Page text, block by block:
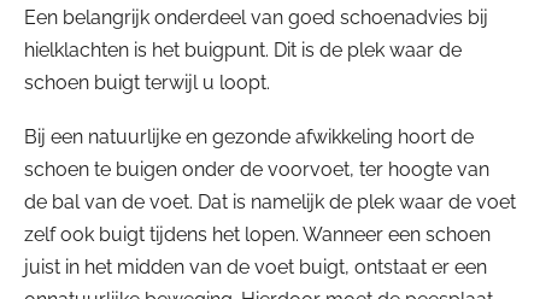
Een belangrijk onderdeel van goed schoenadvies bij
hielklachten is het buigpunt. Dit is de plek waar de
schoen buigt terwijl u loopt.
Bij een natuurlijke en gezonde afwikkeling hoort de
schoen te buigen onder de voorvoet, ter hoogte van
de bal van de voet. Dat is namelijk de plek waar de voet
zelf ook buigt tijdens het lopen. Wanneer een schoen
juist in het midden van de voet buigt, ontstaat er een